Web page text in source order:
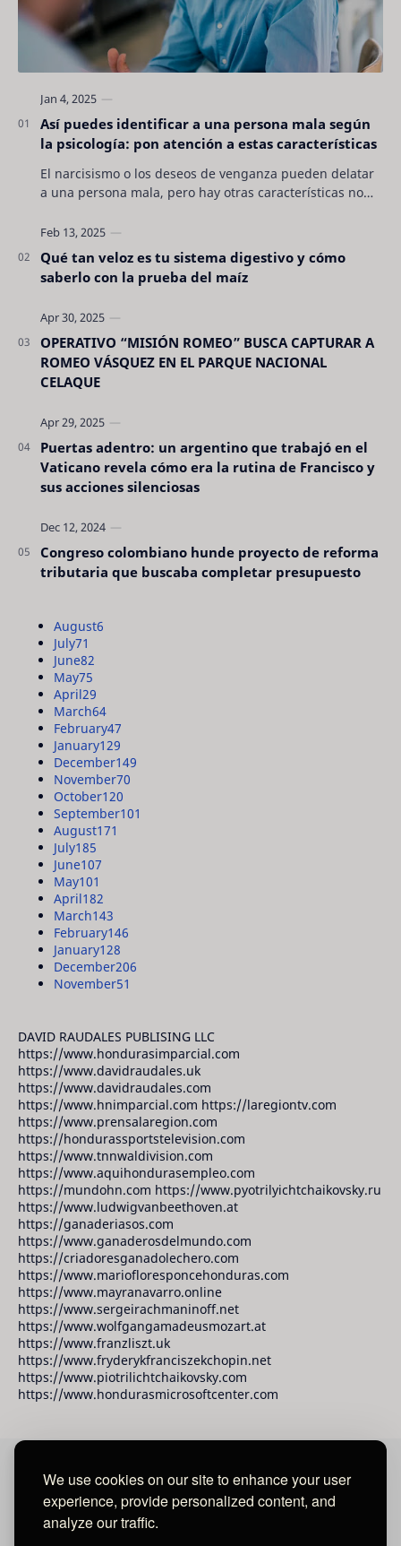
We use cookies on our site to enhance your user
experience, provide personalized content, and
analyze our traffic.
Así puedes identificar a una persona mala según
la psicología: pon atención a estas características
El narcisismo o los deseos de venganza pueden delatar
a una persona mala, pero hay otras características no
Qué tan veloz es tu sistema digestivo y cómo
saberlo con la prueba del maíz
OPERATIVO “MISIÓN ROMEO” BUSCA CAPTURAR A
ROMEO VÁSQUEZ EN EL PARQUE NACIONAL
CELAQUE
Puertas adentro: un argentino que trabajó en el
Vaticano revela cómo era la rutina de Francisco y
sus acciones silenciosas
Congreso colombiano hunde proyecto de reforma
tributaria que buscaba completar presupuesto
August6
July71
June82
May75
April29
March64
February47
January129
December149
November70
October120
September101
August171
July185
June107
May101
April182
March143
February146
January128
December206
November51
DAVID RAUDALES PUBLISING LLC
https://www.hondurasimparcial.com
https://www.davidraudales.uk
https://www.davidraudales.com
https://www.hnimparcial.com https://laregiontv.com
https://www.prensalaregion.com
https://hondurassportstelevision.com
https://www.tnnwaldivision.com
https://www.aquihondurasempleo.com
https://mundohn.com https://www.pyotrilyichtchaikovsky.ru
https://www.ludwigvanbeethoven.at
https://ganaderiasos.com
https://www.ganaderosdelmundo.com
https://criadoresganadolechero.com
https://www.mariofloresponcehonduras.com
https://www.mayranavarro.online
https://www.sergeirachmaninoff.net
https://www.wolfgangamadeusmozart.at
https://www.franzliszt.uk
https://www.fryderykfranciszekchopin.net
https://www.piotrilichtchaikovsky.com
https://www.hondurasmicrosoftcenter.com
David Raudales Publishing LLC